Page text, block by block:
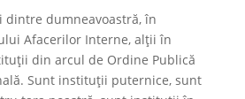
dintre dumneavoastră, în
Afacerilor Interne, alții în
din arcul de Ordine Publică
Sunt instituții puternice, sunt